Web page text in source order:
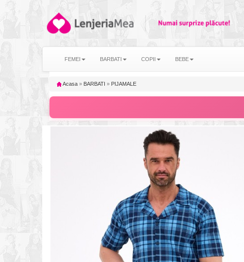
FEMEI BARBATI COPII BEBE
Acasa » BARBATI » PIJAMALE